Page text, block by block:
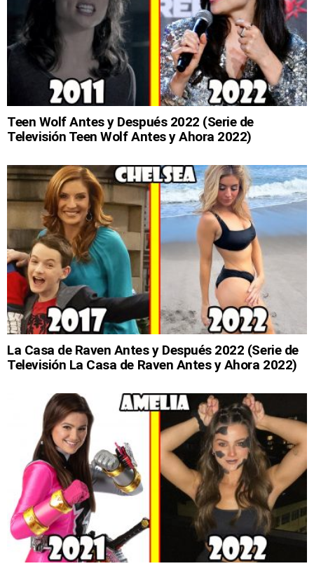
Teen Wolf Antes y Después 2022 (Serie de
Televisión Teen Wolf Antes y Ahora 2022)
La Casa de Raven Antes y Después 2022 (Serie de
Televisión La Casa de Raven Antes y Ahora 2022)